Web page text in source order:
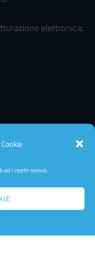
ed i nostri servizi.
elettronica: